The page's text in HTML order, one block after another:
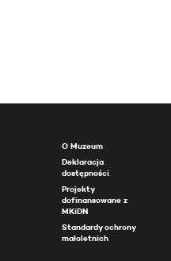
O Muzeum
Deklaracja
dostępności
Projekty
dofinansowane z
MKiDN
Standardy ochrony
małoletnich